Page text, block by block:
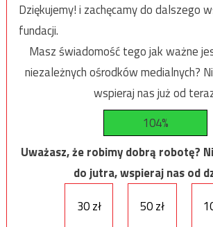
Dziękujemy! i zachęcamy do dalszego
fundacji.
Masz świadomość tego jak ważne
niezależnych ośrodków medialnych?
wspieraj nas już od
104%
Uważasz, że robimy dobrą robotę?
do jutra, wspieraj nas od
30 zł
50 zł